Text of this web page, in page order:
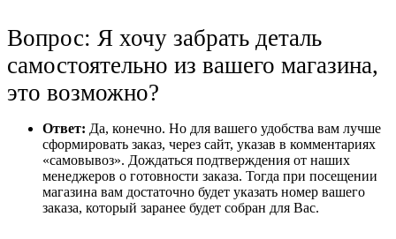
Вопрос: Я хочу забрать деталь
самостоятельно из вашего магазина,
это возможно?
Ответ: Да, конечно. Но для вашего удобства вам лучше
сформировать заказ, через сайт, указав в комментариях
«самовывоз». Дождаться подтверждения от наших
менеджеров о готовности заказа. Тогда при посещении
магазина вам достаточно будет указать номер вашего
заказа, который заранее будет собран для Вас.